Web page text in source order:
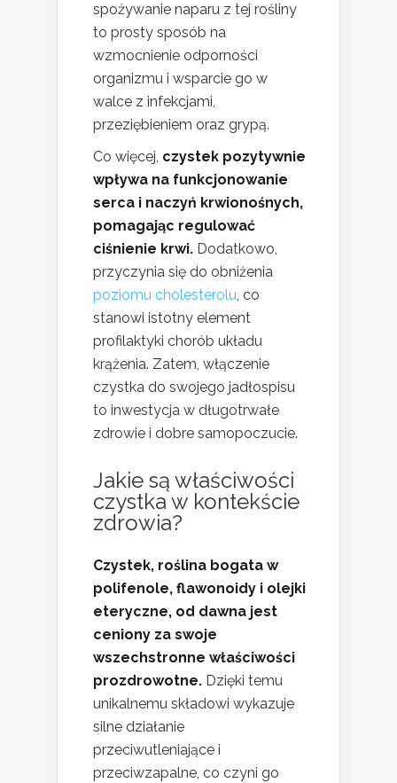
spożywanie naparu z tej rośliny
to prosty sposób na
wzmocnienie odporności
organizmu i wsparcie go w
walce z infekcjami,
przeziębieniem oraz grypą.
Co więcej, czystek pozytywnie
wpływa na funkcjonowanie
serca i naczyń krwionośnych,
pomagając regulować
ciśnienie krwi. Dodatkowo,
przyczynia się do obniżenia
poziomu cholesterolu, co
stanowi istotny element
profilaktyki chorób układu
krążenia. Zatem, włączenie
czystka do swojego jadłospisu
to inwestycja w długotrwałe
zdrowie i dobre samopoczucie.
Jakie są właściwości
czystka w kontekście
zdrowia?
Czystek, roślina bogata w
polifenole, flawonoidy i olejki
eteryczne, od dawna jest
ceniony za swoje
wszechstronne właściwości
prozdrowotne. Dzięki temu
unikalnemu składowi wykazuje
silne działanie
przeciwutleniające i
przeciwzapalne, co czyni go